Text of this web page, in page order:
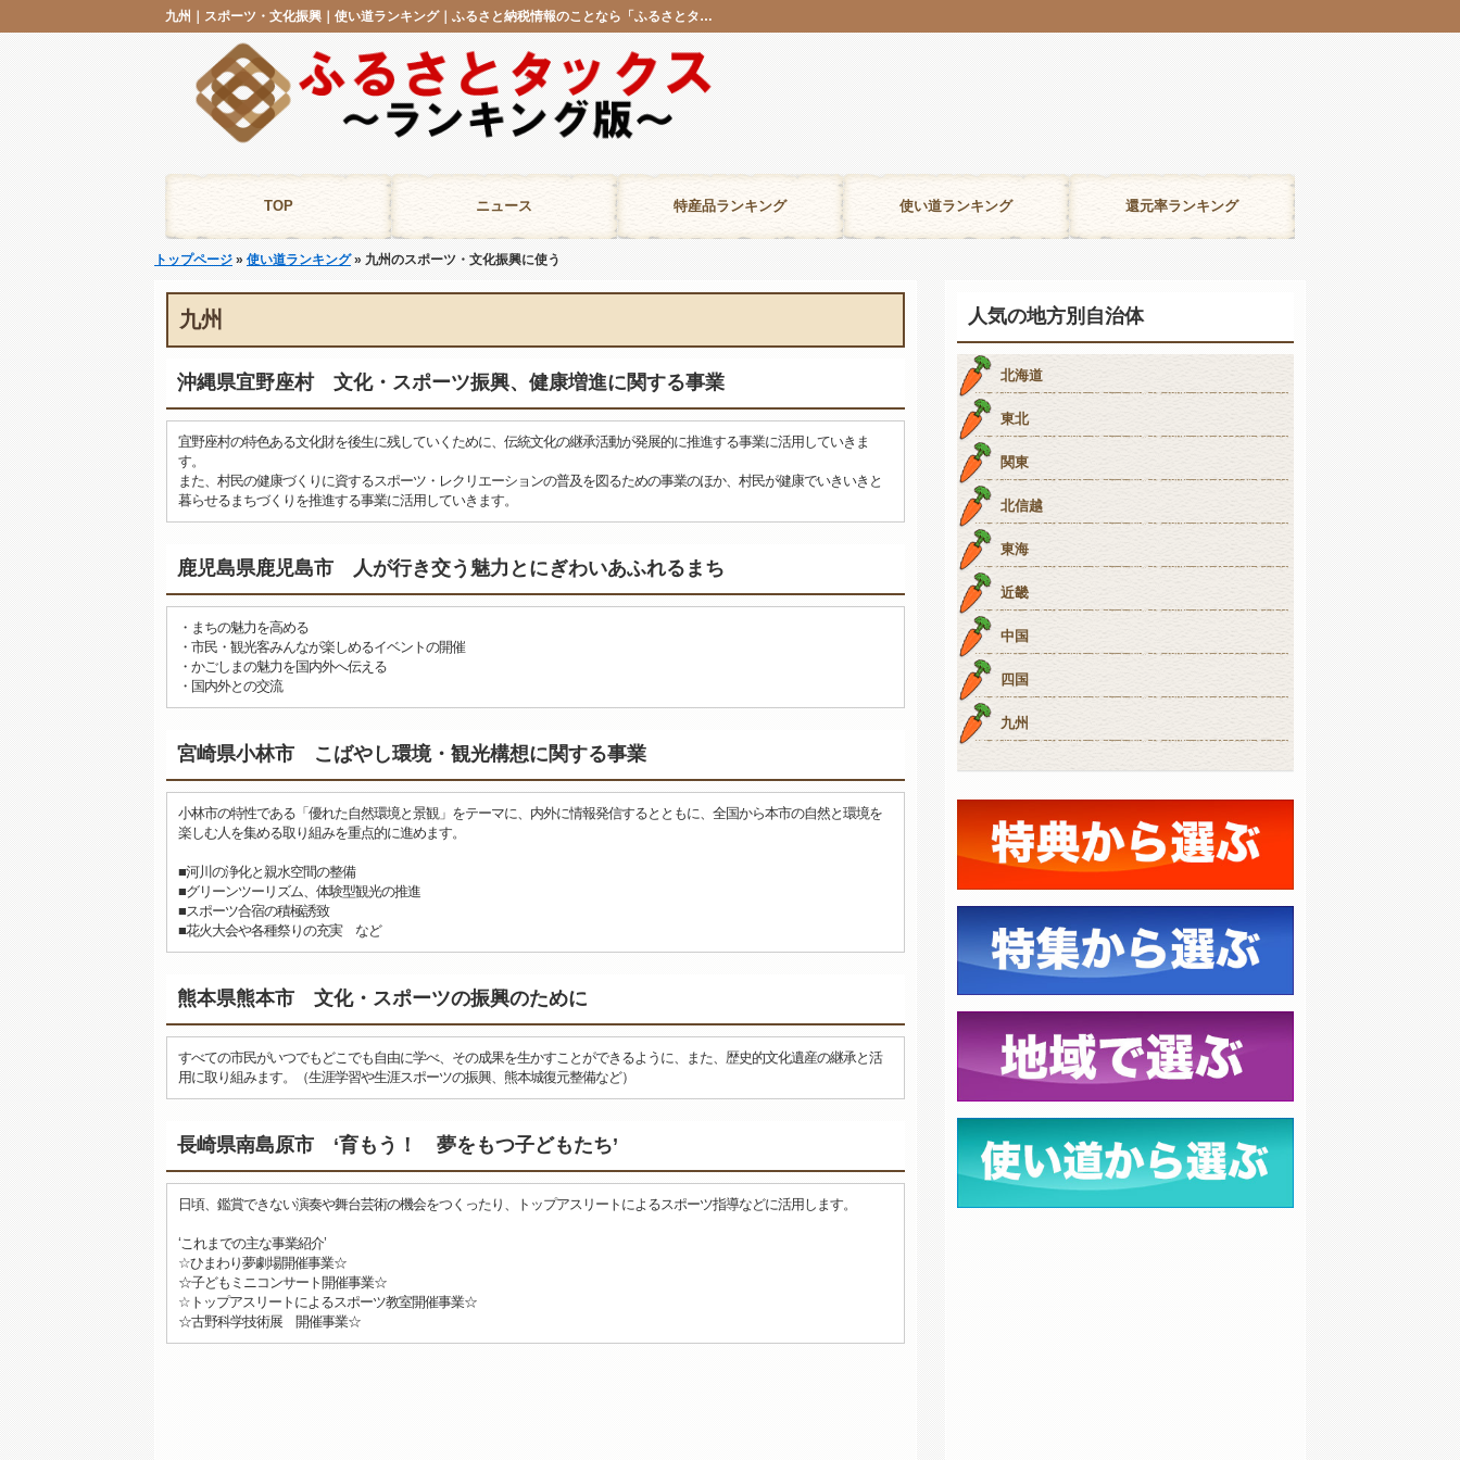
九州｜スポーツ・文化振興｜使い道ランキング｜ふるさと納税情報のことなら「ふるさとタックス ランキング版」
TOP ニュース 特産品ランキング 使い道ランキング 還元率ランキング
トップページ »使い道ランキング» 九州のスポーツ・文化振興に使う
九州
沖縄県宜野座村 文化・スポーツ振興、健康増進に関する事業
宜野座村の特色ある文化財を後生に残していくために、伝統文化の継承活動が発展的に推進する事業に活用していきま
す。
また、村民の健康づくりに資するスポーツ・レクリエーションの普及を図るための事業のほか、村民が健康でいきいきと
暮らせるまちづくりを推進する事業に活用していきます。
鹿児島県鹿児島市 人が行き交う魅力とにぎわいあふれるまち
・まちの魅力を高める
・市民・観光客みんなが楽しめるイベントの開催
・かごしまの魅力を国内外へ伝える
・国内外との交流
宮崎県小林市 こばやし環境・観光構想に関する事業
小林市の特性である「優れた自然環境と景観」をテーマに、内外に情報発信するとともに、全国から本市の自然と環境を
楽しむ人を集める取り組みを重点的に進めます。
■河川の浄化と親水空間の整備
■グリーンツーリズム、体験型観光の推進
■スポーツ合宿の積極誘致
■花火大会や各種祭りの充実 など
熊本県熊本市 文化・スポーツの振興のために
すべての市民がいつでもどこでも自由に学べ、その成果を生かすことができるように、また、歴史的文化遺産の継承と活
用に取り組みます。（生涯学習や生涯スポーツの振興、熊本城復元整備など）
長崎県南島原市 ‘育もう！ 夢をもつ子どもたち’
日頃、鑑賞できない演奏や舞台芸術の機会をつくったり、トップアスリートによるスポーツ指導などに活用します。
‘これまでの主な事業紹介’
☆ひまわり夢劇場開催事業☆
☆子どもミニコンサート開催事業☆
☆トップアスリートによるスポーツ教室開催事業☆
☆古野科学技術展 開催事業☆
人気の地方別自治体
北海道
東北
関東
北信越
東海
近畿
中国
四国
九州